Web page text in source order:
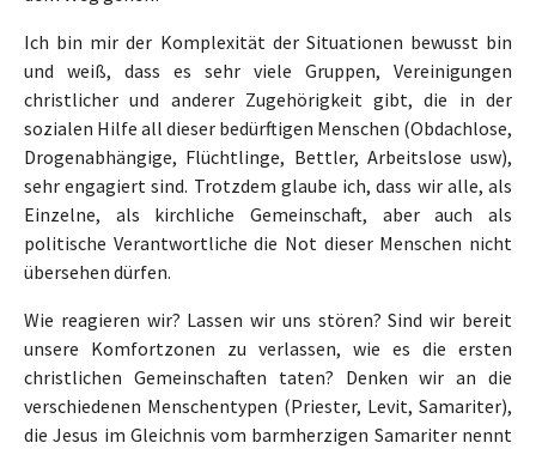
Ich bin mir der Komplexität der Situationen bewusst bin
und weiß, dass es sehr viele Gruppen, Vereinigungen
christlicher und anderer Zugehörigkeit gibt, die in der
sozialen Hilfe all dieser bedürftigen Menschen (Obdachlose,
Drogenabhängige, Flüchtlinge, Bettler, Arbeitslose usw),
sehr engagiert sind. Trotzdem glaube ich, dass wir alle, als
Einzelne, als kirchliche Gemeinschaft, aber auch als
politische Verantwortliche die Not dieser Menschen nicht
übersehen dürfen.
Wie reagieren wir? Lassen wir uns stören? Sind wir bereit
unsere Komfortzonen zu verlassen, wie es die ersten
christlichen Gemeinschaften taten? Denken wir an die
verschiedenen Menschentypen (Priester, Levit, Samariter),
die Jesus im Gleichnis vom barmherzigen Samariter nennt